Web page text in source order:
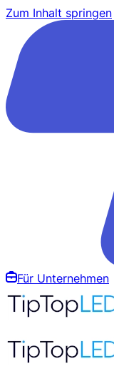
Zum Inhalt springen
Für Unternehmen